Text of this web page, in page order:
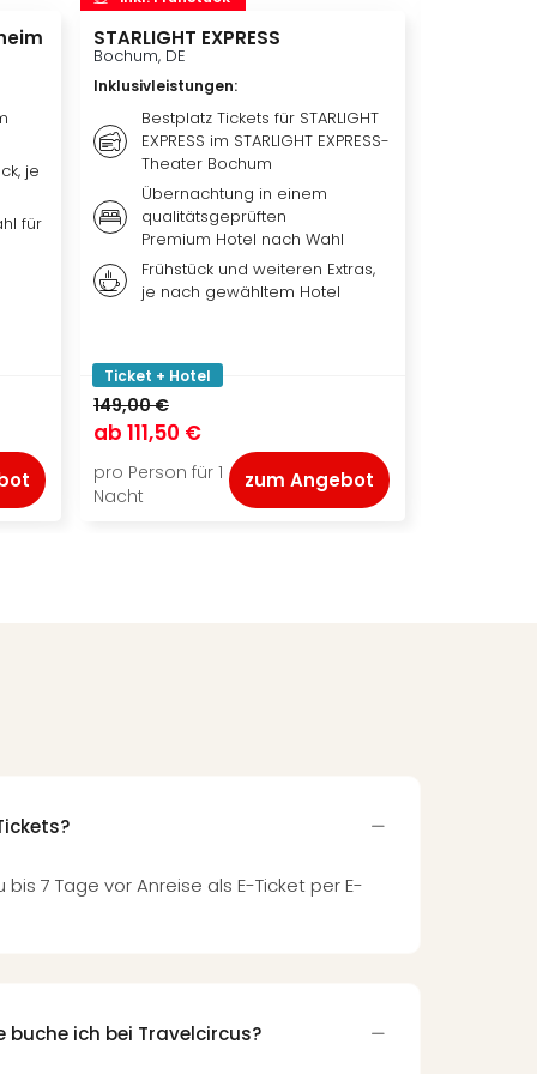
je
für
STARLIGHT EXPRESS
Bochum, DE
Inklusivleistungen:
Bestplatz Tickets für STARLIGHT
EXPRESS im STARLIGHT EXPRESS-
Theater Bochum
Übernachtung in einem
qualitätsgeprüften
Premium Hotel nach Wahl
Frühstück und weiteren Extras,
je nach gewähltem Hotel
Ticket + Hotel
149,00 €
ab 111,50 €
pro Person für 1
Nacht
zum Angebot
7 Tage vor Anreise als E-Ticket per E-
buche ich bei Travelcircus?